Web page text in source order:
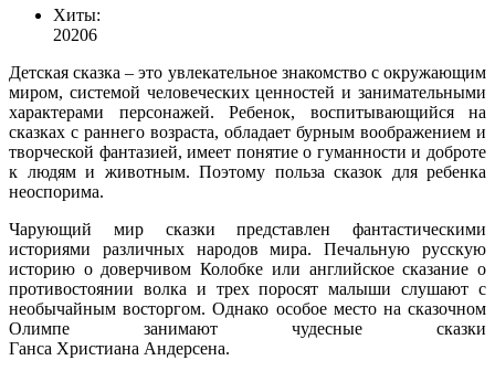
Хиты:
20206
Детская сказка – это увлекательное знакомство с окружающим
миром, системой человеческих ценностей и занимательными
характерами персонажей. Ребенок, воспитывающийся на
сказках с раннего возраста, обладает бурным воображением и
творческой фантазией, имеет понятие о гуманности и доброте
к людям и животным. Поэтому польза сказок для ребенка
неоспорима.
Чарующий мир сказки представлен фантастическими
историями различных народов мира. Печальную русскую
историю о доверчивом Колобке или английское сказание о
противостоянии волка и трех поросят малыши слушают с
необычайным восторгом. Однако особое место на сказочном
Олимпе занимают чудесные сказки
Ганса Христиана Андерсена.